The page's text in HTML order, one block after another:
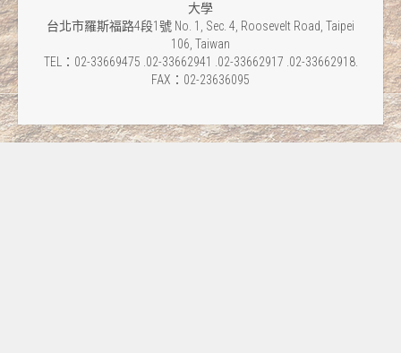
大學
台北市羅斯福路4段1號 No. 1, Sec. 4, Roosevelt Road, Taipei
106, Taiwan
TEL：02-33669475 .02-33662941 .02-33662917 .02-33662918.
FAX：02-23636095